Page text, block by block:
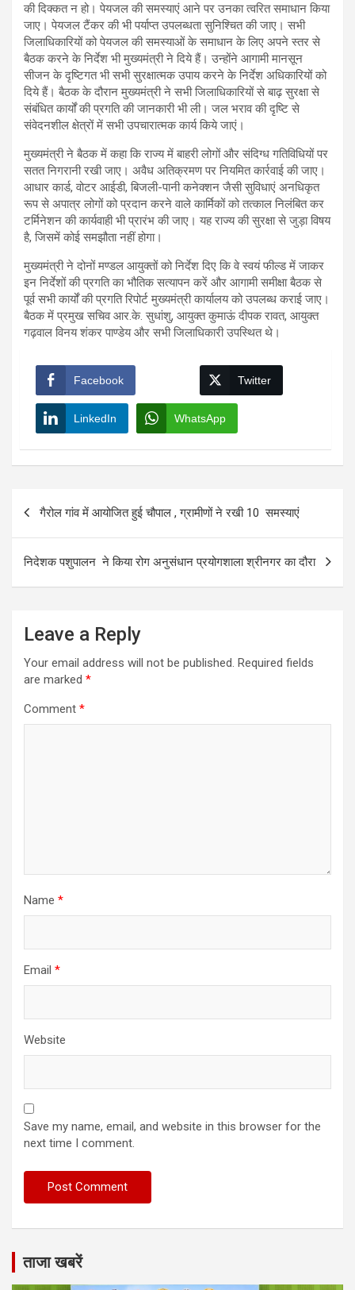
की दिक्कत न हो। पेयजल की समस्याएं आने पर उनका त्वरित समाधान किया
जाए। पेयजल टैंकर की भी पर्याप्त उपलब्धता सुनिश्चित की जाए। सभी
जिलाधिकारियों को पेयजल की समस्याओं के समाधान के लिए अपने स्तर से
बैठक करने के निर्देश भी मुख्यमंत्री ने दिये हैं। उन्होंने आगामी मानसून
सीजन के दृष्टिगत भी सभी सुरक्षात्मक उपाय करने के निर्देश अधिकारियों को
दिये हैं। बैठक के दौरान मुख्यमंत्री ने सभी जिलाधिकारियों से बाढ़ सुरक्षा से
संबंधित कार्यों की प्रगति की जानकारी भी ली। जल भराव की दृष्टि से
संवेदनशील क्षेत्रों में सभी उपचारात्मक कार्य किये जाएं।
मुख्यमंत्री ने बैठक में कहा कि राज्य में बाहरी लोगों और संदिग्ध गतिविधियों पर
सतत निगरानी रखी जाए। अवैध अतिक्रमण पर नियमित कार्रवाई की जाए।
आधार कार्ड, वोटर आईडी, बिजली-पानी कनेक्शन जैसी सुविधाएं अनधिकृत
रूप से अपात्र लोगों को प्रदान करने वाले कार्मिकों को तत्काल निलंबित कर
टर्मिनेशन की कार्यवाही भी प्रारंभ की जाए। यह राज्य की सुरक्षा से जुड़ा विषय
है, जिसमें कोई समझौता नहीं होगा।
मुख्यमंत्री ने दोनों मण्डल आयुक्तों को निर्देश दिए कि वे स्वयं फील्ड में जाकर
इन निर्देशों की प्रगति का भौतिक सत्यापन करें और आगामी समीक्षा बैठक से
पूर्व सभी कार्यों की प्रगति रिपोर्ट मुख्यमंत्री कार्यालय को उपलब्ध कराई जाए।
बैठक में प्रमुख सचिव आर.के. सुधांशु, आयुक्त कुमाऊं दीपक रावत, आयुक्त
गढ़वाल विनय शंकर पाण्डेय और सभी जिलाधिकारी उपस्थित थे।
Facebook Twitter
LinkedIn WhatsApp
Post
गैरोल गांव में आयोजित हुई चौपाल , ग्रामीणों ने रखी 10 समस्याएं
निदेशक पशुपालन ने किया रोग अनुसंधान प्रयोगशाला श्रीनगर का दौरा
Leave a Reply
Your email address will not be published. Required fields
are marked *
Comment *
Name *
Email *
Website
Save my name, email, and website in this browser for the
next time I comment.
ताजा खबरें